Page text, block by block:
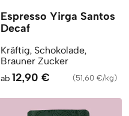
Espresso Yirga Santos
Decaf
Kräftig, Schokolade,
Brauner Zucker
ab 12,90 € (51,60 €/kg)